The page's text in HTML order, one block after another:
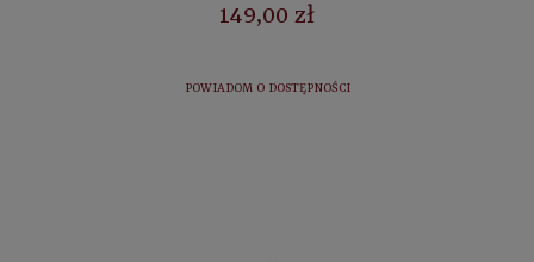
149,00 zł
POWIADOM O DOSTĘPNOŚCI